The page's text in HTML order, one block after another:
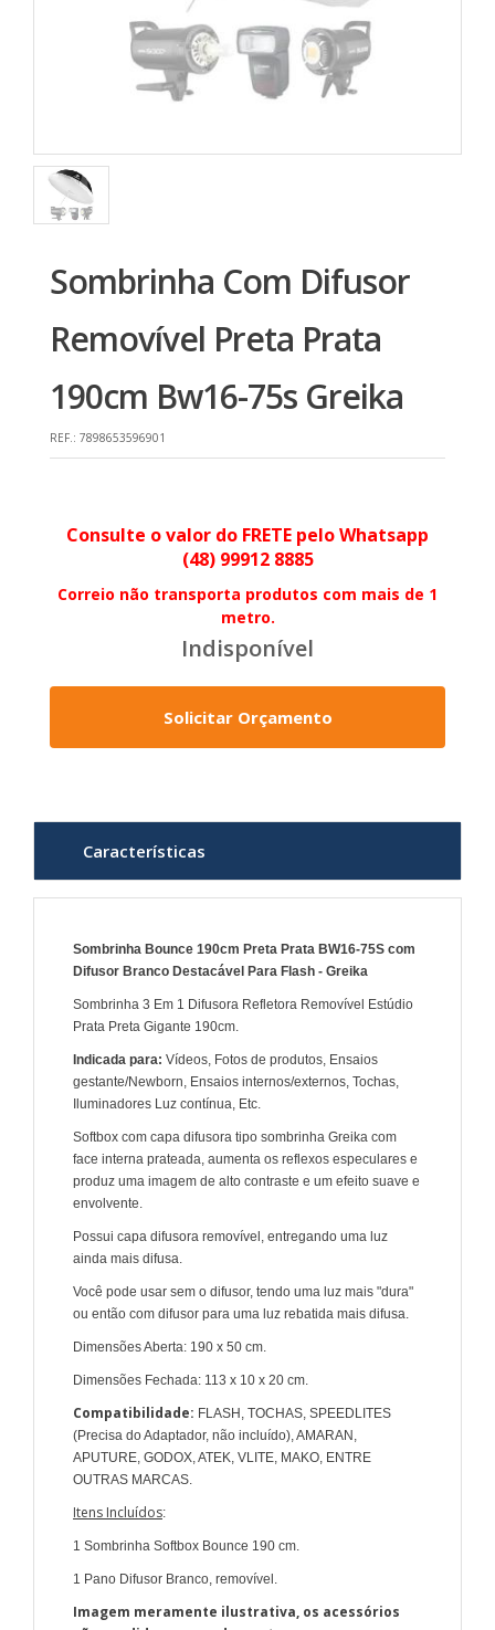
Sombrinha Com Difusor
Removível Preta Prata
190cm Bw16-75s Greika
REF.: 7898653596901
Consulte o valor do FRETE pelo Whatsapp
(48) 99912 8885
Correio não transporta produtos com mais de 1
metro.
Indisponível
Solicitar Orçamento
Características
Sombrinha Bounce 190cm Preta Prata BW16-75S com
Difusor Branco Destacável Para Flash - Greika
Sombrinha 3 Em 1 Difusora Refletora Removível Estúdio
Prata Preta Gigante 190cm.
Indicada para: Vídeos, Fotos de produtos, Ensaios
gestante/Newborn, Ensaios internos/externos, Tochas,
Iluminadores Luz contínua, Etc.
Softbox com capa difusora tipo sombrinha Greika com
face interna prateada, aumenta os reflexos especulares e
produz uma imagem de alto contraste e um efeito suave e
envolvente.
Possui capa difusora removível, entregando uma luz
ainda mais difusa.
Você pode usar sem o difusor, tendo uma luz mais "dura"
ou então com difusor para uma luz rebatida mais difusa.
Dimensões Aberta: 190 x 50 cm.
Dimensões Fechada: 113 x 10 x 20 cm.
Compatibilidade: FLASH, TOCHAS, SPEEDLITES
(Precisa do Adaptador, não incluído), AMARAN,
APUTURE, GODOX, ATEK, VLITE, MAKO, ENTRE
OUTRAS MARCAS.
Itens Incluídos:
1 Sombrinha Softbox Bounce 190 cm.
1 Pano Difusor Branco, removível.
Imagem meramente ilustrativa, os acessórios